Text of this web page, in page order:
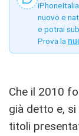
nuovo e
e potrai
Prova la
Che il 2010
già detto e,
titoli